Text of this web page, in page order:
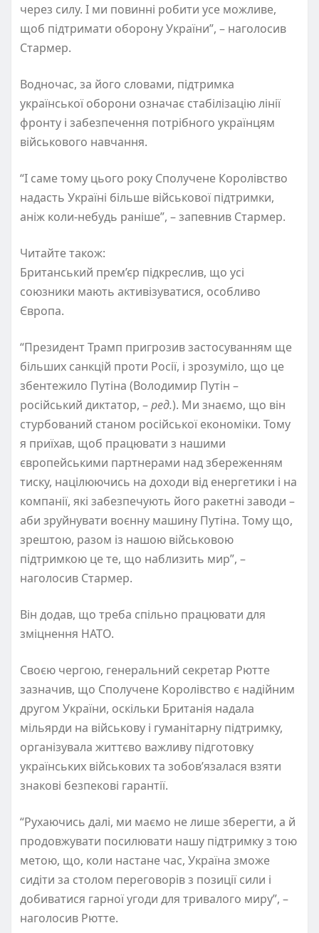
через силу. І ми повинні робити усе можливе,
щоб підтримати оборону України”, – наголосив
Стармер.
Водночас, за його словами, підтримка
української оборони означає стабілізацію лінії
фронту і забезпечення потрібного українцям
військового навчання.
“І саме тому цього року Сполучене Королівство
надасть Україні більше військової підтримки,
аніж коли-небудь раніше”, – запевнив Стармер.
Читайте також:
Британський прем’єр підкреслив, що усі
союзники мають активізуватися, особливо
Європа.
“Президент Трамп пригрозив застосуванням ще
більших санкцій проти Росії, і зрозуміло, що це
збентежило Путіна (Володимир Путін –
російський диктатор, –ред.). Ми знаємо, що він
стурбований станом російської економіки. Тому
я приїхав, щоб працювати з нашими
європейськими партнерами над збереженням
тиску, націлюючись на доходи від енергетики і на
компанії, які забезпечують його ракетні заводи –
аби зруйнувати воєнну машину Путіна. Тому що,
зрештою, разом із нашою військовою
підтримкою це те, що наблизить мир”, –
наголосив Стармер.
Він додав, що треба спільно працювати для
зміцнення НАТО.
Своєю чергою, генеральний секретар Рютте
зазначив, що Сполучене Королівство є надійним
другом України, оскільки Британія надала
мільярди на військову і гуманітарну підтримку,
організувала життєво важливу підготовку
українських військових та зобов’язалася взяти
знакові безпекові гарантії.
“Рухаючись далі, ми маємо не лише зберегти, а й
продовжувати посилювати нашу підтримку з тою
метою, що, коли настане час, Україна зможе
сидіти за столом переговорів з позиції сили і
добиватися гарної угоди для тривалого миру”, –
наголосив Рютте.